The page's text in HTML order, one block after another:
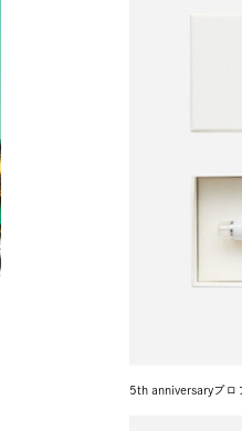
5th anniversaryプロ